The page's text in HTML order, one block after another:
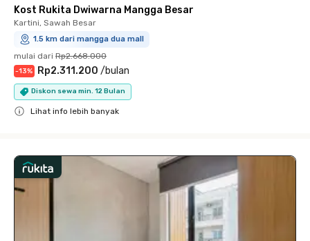
Kost Rukita Dwiwarna Mangga Besar
Kartini, Sawah Besar
1.5 km dari mangga dua mall
mulai dari Rp2.668.000
-13% Rp2.311.200 /bulan
Diskon sewa min. 12 Bulan
Lihat info lebih banyak